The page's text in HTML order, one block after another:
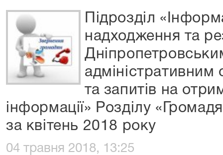
Підрозділ
надходження та
та запитів на
інформації» Розділу
за квітень 2018 року
04 травня 2018, 13:25